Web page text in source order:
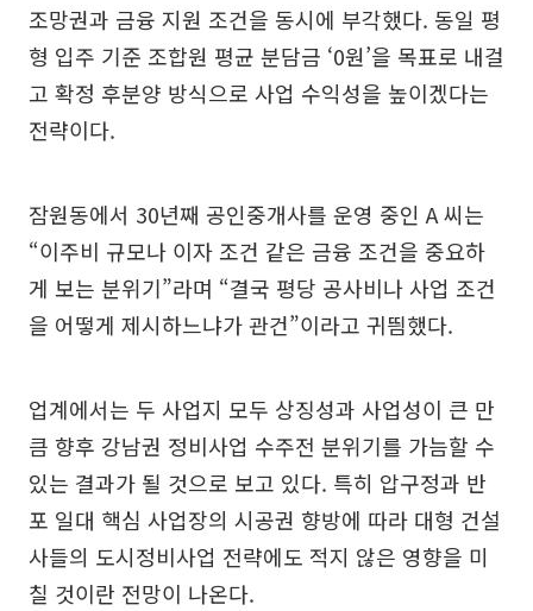
조망권과 금융 지원 조건을 동시에 부각했다. 동일 평
형 입주 기준 조합원 평균 분담금 ‘0원’을 목표로 내걸
고 확정 후분양 방식으로 사업 수익성을 높이겠다는
전략이다.
잠원동에서 30년째 공인중개사를 운영 중인 A 씨는
“이주비 규모나 이자 조건 같은 금융 조건을 중요하
게 보는 분위기”라며 “결국 평당 공사비나 사업 조건
을 어떻게 제시하느냐가 관건”이라고 귀띔했다.
업계에서는 두 사업지 모두 상징성과 사업성이 큰 만
큼 향후 강남권 정비사업 수주전 분위기를 가늠할 수
있는 결과가 될 것으로 보고 있다. 특히 압구정과 반
포 일대 핵심 사업장의 시공권 향방에 따라 대형 건설
사들의 도시정비사업 전략에도 적지 않은 영향을 미
칠 것이란 전망이 나온다.